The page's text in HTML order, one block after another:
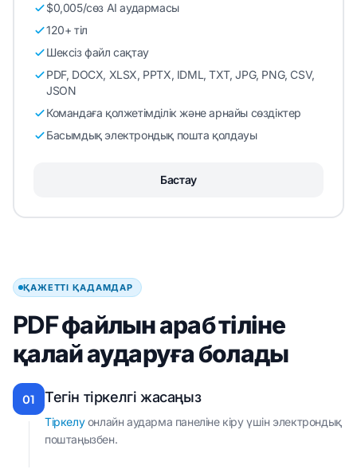
$0,005/сөз AI аудармасы
120+ тіл
Шексіз файл сақтау
PDF, DOCX, XLSX, PPTX, IDML, TXT, JPG, PNG, CSV,
JSON
Командаға қолжетімділік және арнайы сөздіктер
Басымдық электрондық пошта қолдауы
Бастау
ҚАЖЕТТІ ҚАДАМДАР
PDF файлын араб тіліне
қалай аударуға болады
01 Тегін тіркелгі жасаңыз
Тіркелуонлайн аударма панеліне кіру үшін электрондық
поштаңызбен.